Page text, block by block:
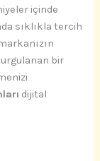
içinde
sıklıkla tercih
bir
dijital